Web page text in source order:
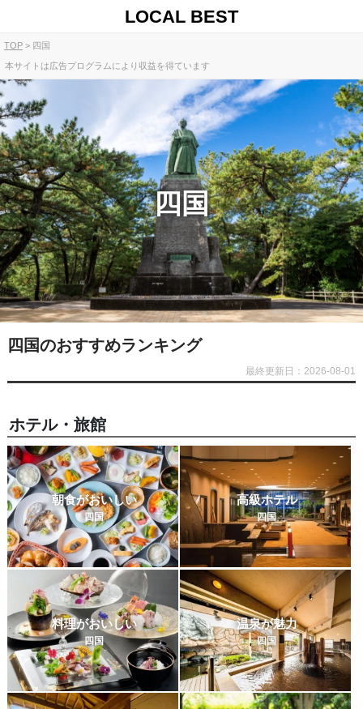
LOCAL BEST
TOP 四国
本サイトは広告プログラムにより収益を得ています
四国
四国のおすすめランキング
最終更新日：2026-08-01
ホテル・旅館
朝食がおいしい
四国
高級ホテル
四国
料理がおいしい
四国
温泉が魅力
四国